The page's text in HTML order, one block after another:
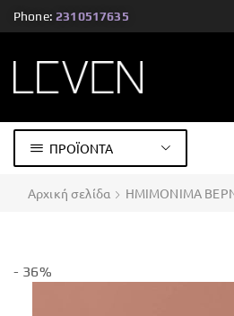
Phone: 2310517635
ΠΡΟΪΟΝΤΑ
Αρχική σελίδα ΗΜΙΜΟΝΙΜΑ
- 36%